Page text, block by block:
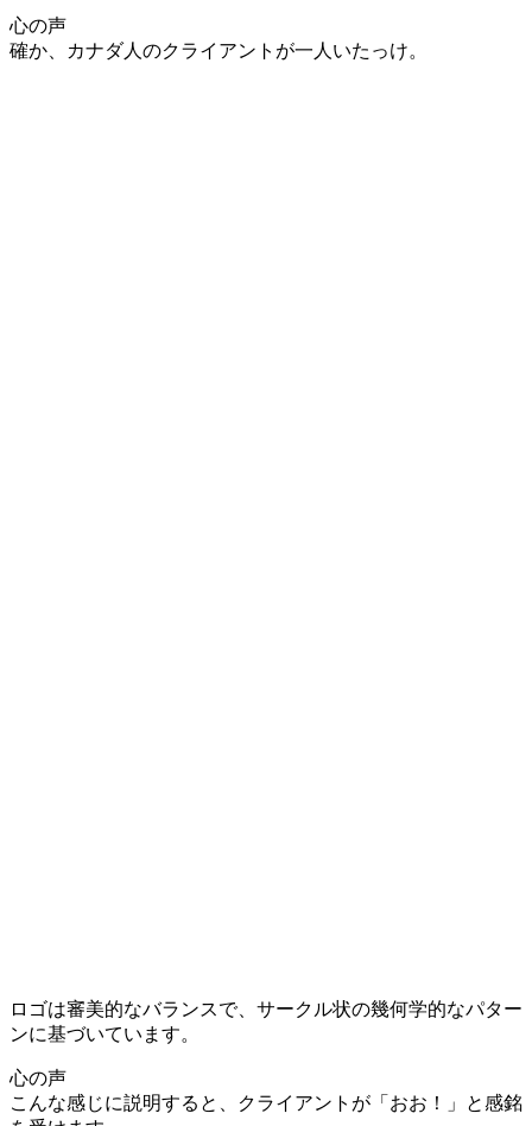
心の声
確か、カナダ人のクライアントが一人いたっけ。
ロゴは審美的なバランスで、サークル状の幾何学的なパター
ンに基づいています。
心の声
こんな感じに説明すると、クライアントが「おお！」と感銘